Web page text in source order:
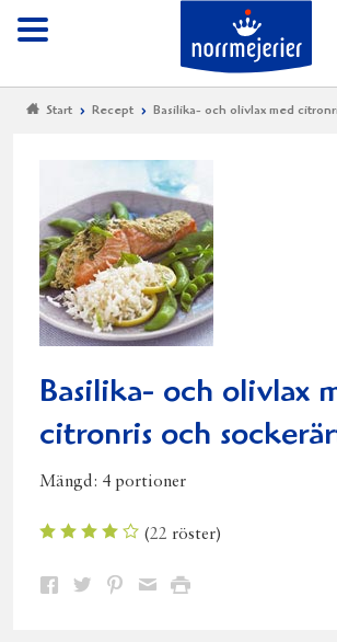
Meny
Start Recept Basilika- och olivlax med
Basilika- och olivlax
citronris och
Mängd: 4 portioner
(22 röster)
Dela Dela Dela DelaSkriv